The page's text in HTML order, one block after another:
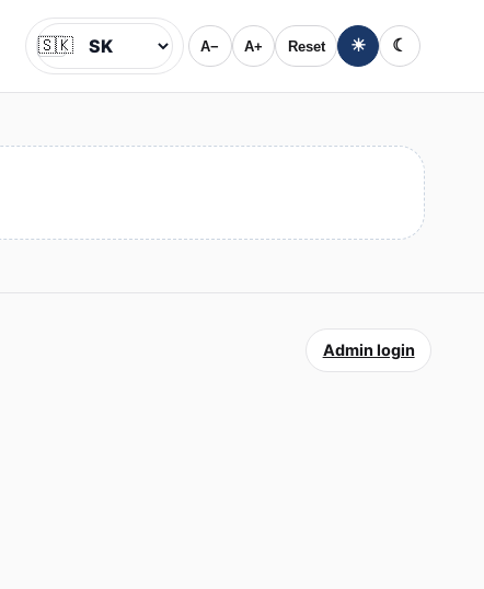
Jazyk
🇸🇰 A− A+ Reset ☀ ☾
Admin login